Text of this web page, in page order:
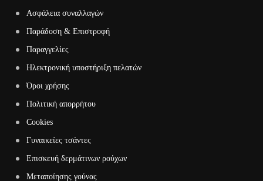
Ασφάλεια συναλλαγών
Παράδοση & Επιστροφή
Παραγγελίες
Ηλεκτρονική υποστήριξη πελατών
Όροι χρήσης
Πολιτική απορρήτου
Cookies
Γυναικείες τσάντες
Επισκευή δερμάτινων ρούχων
Μεταποίησης γούνας